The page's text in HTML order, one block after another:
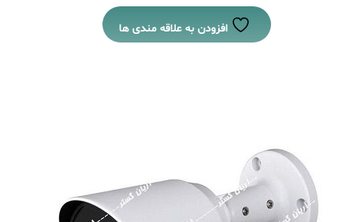
افزودن به علاقه مندی ها